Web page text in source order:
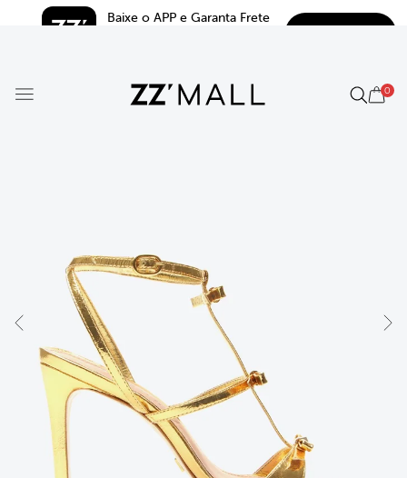
Baixe o APP e Garanta Frete
0